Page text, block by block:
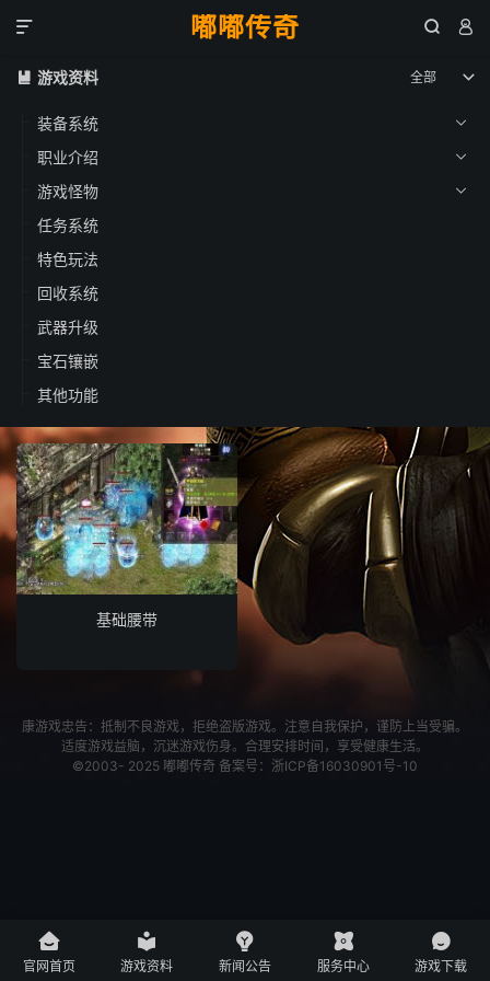
嘟嘟传奇  

全部 
 游戏资料
装备系统 
职业介绍 
游戏怪物 
任务系统
特色玩法
回收系统
武器升级
宝石镶嵌
其他功能
基础腰带
康游戏忠告：抵制不良游戏，拒绝盗版游戏。注意自我保护，谨防上当受骗。
适度游戏益脑，沉迷游戏伤身。合理安排时间，享受健康生活。
©2003- 2025 嘟嘟传奇 备案号： 浙ICP备16030901号-10

官网首页

游戏资料

新闻公告

服务中心

游戏下载